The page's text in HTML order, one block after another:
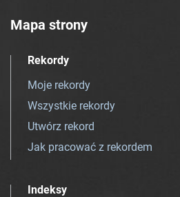
Mapa strony
Rekordy
Moje rekordy
Wszystkie rekordy
Utwórz rekord
Jak pracować z rekordem
Indeksy